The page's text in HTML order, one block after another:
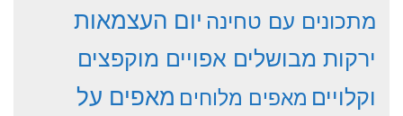
מתכונים עם טחינה יום העצמאות
ירקות מבושלים אפויים מוקפצים
וקלויים מאפים מלוחים מאפים על